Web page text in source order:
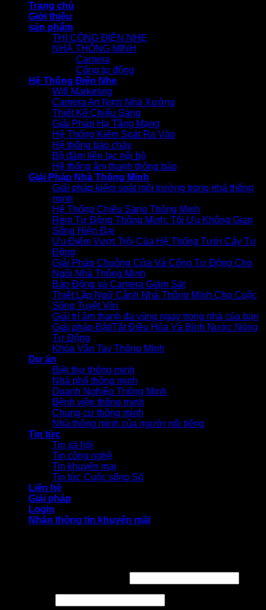
Trang chủ
Giới thiệu
sản phẩm
THI CÔNG ĐIỆN NHẸ
NHÀ THÔNG MINH
Camera
Cổng tự động
Hệ Thống Điện Nhẹ
Wifi Marketing
Camera An Ninh Nhà Xưởng
Thiết Kế Chiếu Sáng
Giải Pháp Hạ Tầng Mạng
Hệ Thống Kiểm Soát Ra Vào
Hệ thống báo cháy
Bộ đàm liên lạc nội bộ
Hệ thống âm thanh thông báo
Giải Pháp Nhà Thông Minh
Giải pháp kiểm soát môi trường trong nhà thông
minh
Hệ Thống Chiếu Sáng Thông Minh
Rèm Tự Động Thông Minh: Tối Ưu Không Gian
Sống Hiện Đại
Ưu Điểm Vượt Trội Của Hệ Thống Tưới Cây Tự
Động
Giải Pháp Chuông Cửa Và Cổng Tự Động Cho
Ngôi Nhà Thông Minh
Báo Động và Camera Giám Sát
Thiết Lập Ngữ Cảnh Nhà Thông Minh Cho Cuộc
Sống Tuyệt Vời
Giải trí âm thanh đa vùng ngay trong nhà của bạn
Giải pháp Bật/Tắt Điều Hòa Và Bình Nước Nóng
Tự Động
Khóa Vân Tay Thông Minh
Dự án
Biệt thự thông minh
Nhà phố thông minh
Doanh Nghiệp Thông Minh
Bệnh viện thông minh
Chung cư thông minh
Nhà thông minh của người nổi tiếng
Tin tức
Tin xã hội
Tin công nghệ
Tin khuyến mại
Tin tức Cuộc sống Số
Liên hệ
Giải pháp
Login
Nhận thông tin khuyến mãi